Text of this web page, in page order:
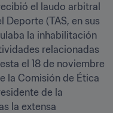
el laudo arbitral
(TAS, en sus
la inhabilitación
relacionadas
el 18 de noviembre
la Comisión de Ética
de la
la extensa